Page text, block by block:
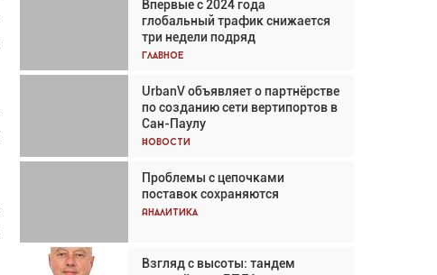
Впервые с 2024 года
глобальный трафик снижается
три недели подряд
Главное
UrbanV объявляет о партнёрстве
по созданию сети вертипортов в
Сан-Паулу
Новости
Проблемы с цепочками
поставок сохраняются
Аналитика
Взгляд с высоты: тандем
Взгляд с высоты: тандем
вертолётов и БПЛА в
спасательных операциях
Главное
Авиационный фотограф Дэйв
Кох: «Фотография говорит сама
за себя... а ИИ всё портит»
Новости
Впервые с 2024 года
глобальный трафик снижается
три недели подряд
Частный самолёт – это актив.